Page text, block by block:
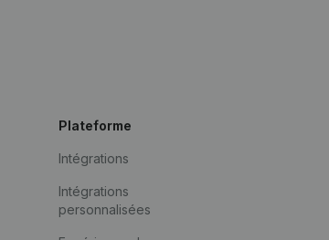
Plateforme
Intégrations
Intégrations
personnalisées